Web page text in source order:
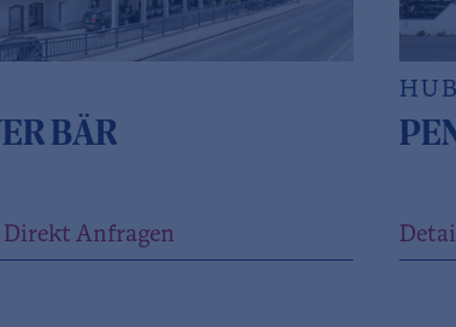
BÄR
Direkt Anfragen